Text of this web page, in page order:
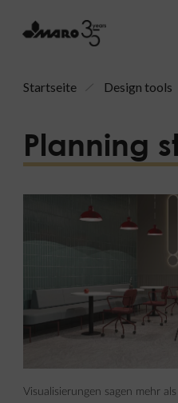
Startseite Design tools
Planning
Visualisierungen sagen mehr